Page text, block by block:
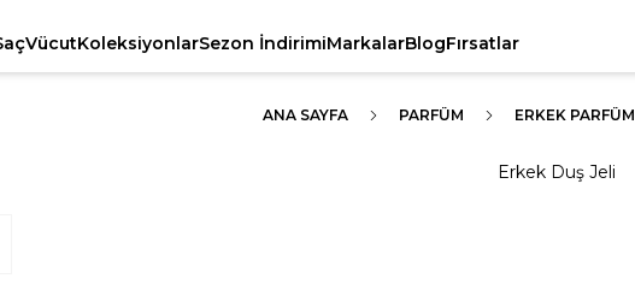
VücutKoleksiyonlarSezon İndirimiMarkalarBlogFırsatlar
ANA SAYFA PARFÜM ERKEK PARFÜM
Erkek Duş Jeli